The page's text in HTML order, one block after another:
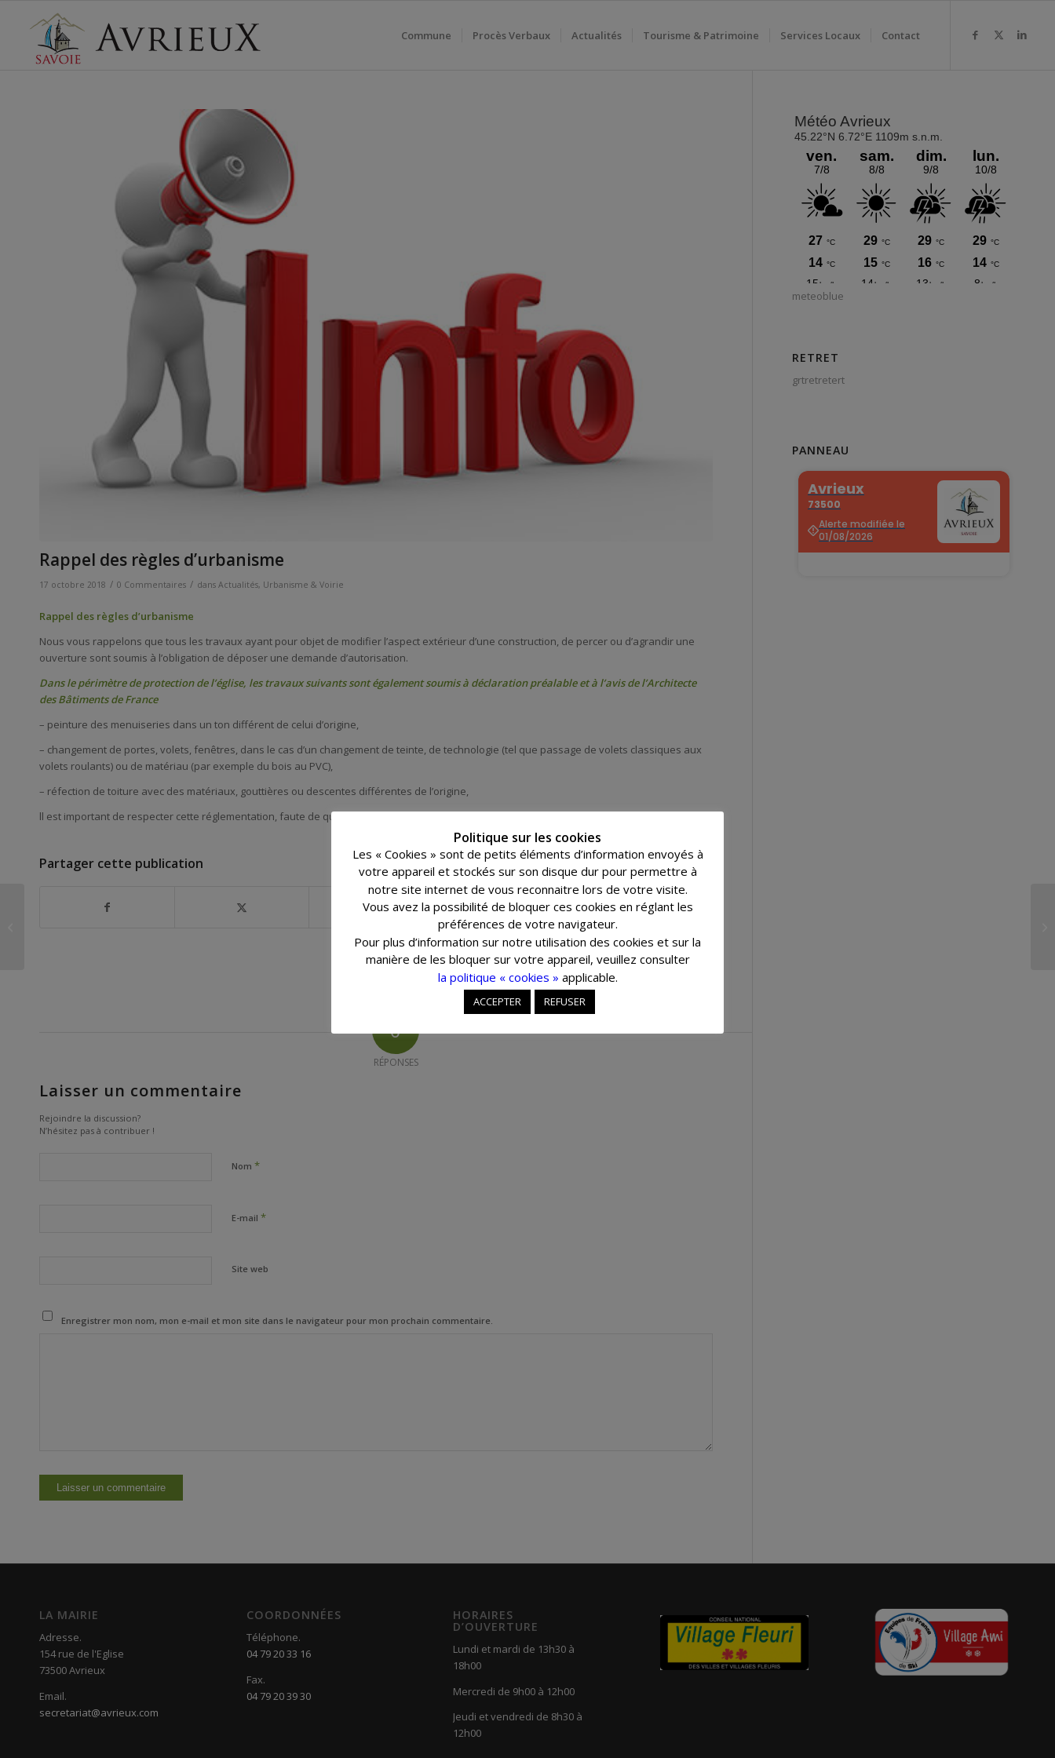
Commune Procès Verbaux Actualités Tourisme & Patrimoine Services Locaux Contact
Rappel des règles d’urbanisme
17 octobre 2018 / 0 Commentaires / dans Actualités, Urbanisme & Voirie
Rappel des règles d’urbanisme
Nous vous rappelons que tous les travaux ayant pour objet de modifier l’aspect extérieur d’une construction, de percer ou d’agrandir une
ouverture sont soumis à l’obligation de déposer une demande d’autorisation.
Dans le périmètre de protection de l’église, les travaux suivants sont également soumis à déclaration préalable et à l’avis de l’Architecte
des Bâtiments de France
– peinture des menuiseries dans un ton différent de celui d’origine,
– changement de portes, volets, fenêtres, dans le cas d’un changement de teinte, de technologie (tel que passage de volets classiques aux
volets roulants) ou de matériau (par exemple du bois au PVC),
– réfection de toiture avec des matériaux, gouttières ou descentes différentes de l’origine,
ll est important de respecter cette réglementation, faute de quoi vous seriez en infraction avec le Code de l’urbanisme.
Partager cette publication
0
RÉPONSES
Laisser un commentaire
Rejoindre la discussion?
N’hésitez pas à contribuer !
Nom *
E-mail *
Site web
Enregistrer mon nom, mon e-mail et mon site dans le navigateur pour mon prochain commentaire.
meteoblue
RETRET
grtretretert
PANNEAU
LA MAIRIE
Adresse.
154 rue de l'Eglise
73500 Avrieux
Email.
secretariat@avrieux.com
COORDONNÉES
Téléphone.
04 79 20 33 16
Fax.
04 79 20 39 30
HORAIRES
D’OUVERTURE
Lundi et mardi de 13h30 à
18h00
Mercredi de 9h00 à 12h00
Jeudi et vendredi de 8h30 à
12h00
APPEL AU CIVISME :
Politique sur les cookies
Les « Cookies » sont de petits éléments d’information envoyés à
votre appareil et stockés sur son disque dur pour permettre à
notre site internet de vous reconnaitre lors de votre visite.
Vous avez la possibilité de bloquer ces cookies en réglant les
préférences de votre navigateur.
Pour plus d’information sur notre utilisation des cookies et sur la
manière de les bloquer sur votre appareil, veuillez consulter
la politique « cookies » applicable.
ACCEPTER REFUSER